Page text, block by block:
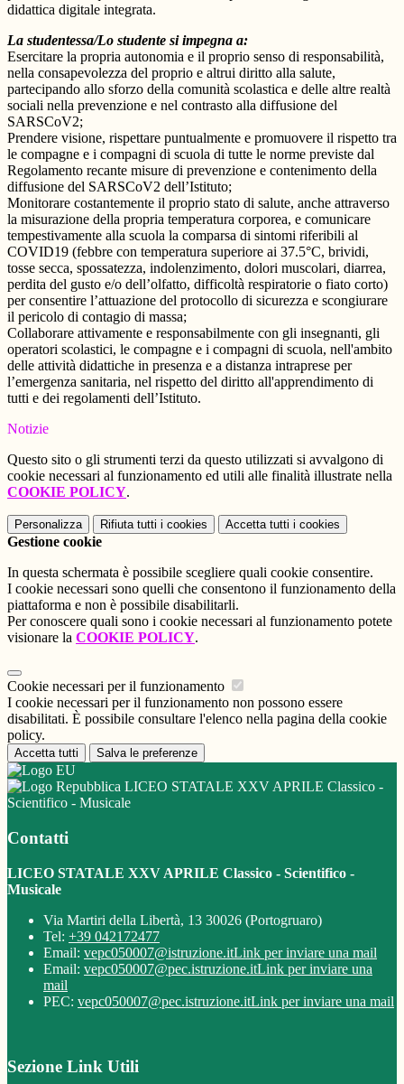
didattica digitale integrata.
La studentessa/Lo studente si impegna a:
Esercitare la propria autonomia e il proprio senso di responsabilità,
nella consapevolezza del proprio e altrui diritto alla salute,
partecipando allo sforzo della comunità scolastica e delle altre realtà
sociali nella prevenzione e nel contrasto alla diffusione del
SARSCoV2;
Prendere visione, rispettare puntualmente e promuovere il rispetto tra
le compagne e i compagni di scuola di tutte le norme previste dal
Regolamento recante misure di prevenzione e contenimento della
diffusione del SARSCoV2 dell’Istituto;
Monitorare costantemente il proprio stato di salute, anche attraverso
la misurazione della propria temperatura corporea, e comunicare
tempestivamente alla scuola la comparsa di sintomi riferibili al
COVID19 (febbre con temperatura superiore ai 37.5°C, brividi,
tosse secca, spossatezza, indolenzimento, dolori muscolari, diarrea,
perdita del gusto e/o dell’olfatto, difficoltà respiratorie o fiato corto)
per consentire l’attuazione del protocollo di sicurezza e scongiurare
il pericolo di contagio di massa;
Collaborare attivamente e responsabilmente con gli insegnanti, gli
operatori scolastici, le compagne e i compagni di scuola, nell'ambito
delle attività didattiche in presenza e a distanza intraprese per
l’emergenza sanitaria, nel rispetto del diritto all'apprendimento di
tutti e dei regolamenti dell’Istituto.
Notizie
Questo sito o gli strumenti terzi da questo utilizzati si avvalgono di
cookie necessari al funzionamento ed utili alle finalità illustrate nella
COOKIE POLICY.
Personalizza Rifiuta tutti i cookies Accetta tutti i cookies
Gestione cookie
In questa schermata è possibile scegliere quali cookie consentire.
I cookie necessari sono quelli che consentono il funzionamento della
piattaforma e non è possibile disabilitarli.
Per conoscere quali sono i cookie necessari al funzionamento potete
visionare la COOKIE POLICY.
Cookie necessari per il funzionamento
I cookie necessari per il funzionamento non possono essere
disabilitati. È possibile consultare l'elenco nella pagina della cookie
policy.
Accetta tutti Salva le preferenze
LICEO STATALE XXV APRILE Classico -
Scientifico - Musicale
Contatti
LICEO STATALE XXV APRILE Classico - Scientifico -
Musicale
Via Martiri della Libertà, 13 30026 (Portogruaro)
Tel: +39 042172477
Email: vepc050007@istruzione.itLink per inviare una mail
Email: vepc050007@pec.istruzione.itLink per inviare una
mail
PEC: vepc050007@pec.istruzione.itLink per inviare una mail
Sezione Link Utili